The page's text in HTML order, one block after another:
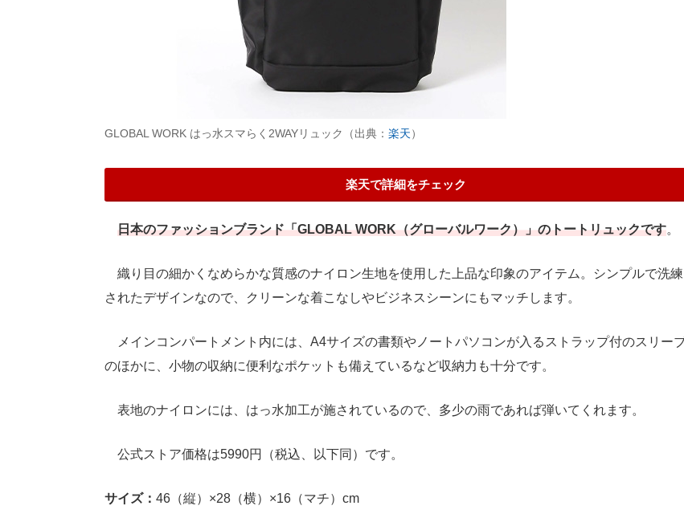
GLOBAL WORK はっ水スマらく2WAYリュック（出典： 楽天）
楽天で詳細をチェック
日本のファッションブランド「GLOBAL WORK（グローバルワーク）」のトートリュックです。
織り目の細かくなめらかな質感のナイロン生地を使用した上品な印象のアイテム。シンプルで洗練
されたデザインなので、クリーンな着こなしやビジネスシーンにもマッチします。
メインコンパートメント内には、A4サイズの書類やノートパソコンが入るストラップ付のスリー
のほかに、小物の収納に便利なポケットも備えているなど収納力も十分です。
表地のナイロンには、はっ水加工が施されているので、多少の雨であれば弾いてくれます。
公式ストア価格は5990円（税込、以下同）です。
サイズ： 46（縦）×28（横）×16（マチ）cm